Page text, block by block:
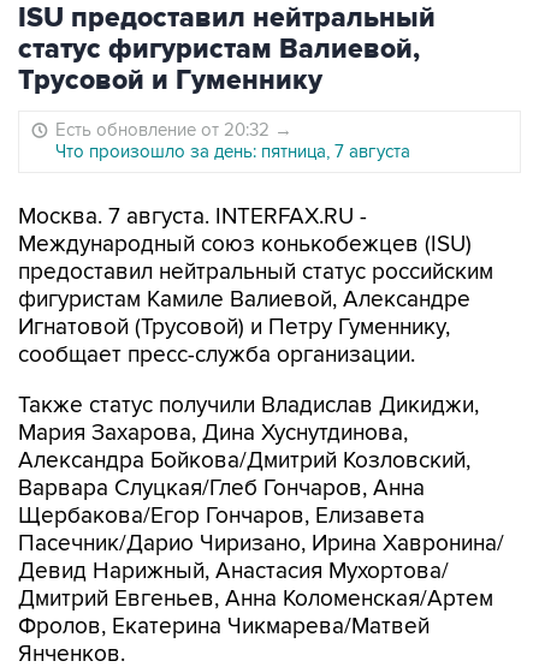
ISU предоставил нейтральный
статус фигуристам Валиевой,
Трусовой и Гуменнику
Есть обновление от 20:32 →
Что произошло за день: пятница, 7 августа
Москва. 7 августа. INTERFAX.RU -
Международный союз конькобежцев (ISU)
предоставил нейтральный статус российским
фигуристам Камиле Валиевой, Александре
Игнатовой (Трусовой) и Петру Гуменнику,
сообщает пресс-служба организации.
Также статус получили Владислав Дикиджи,
Мария Захарова, Дина Хуснутдинова,
Александра Бойкова/Дмитрий Козловский,
Варвара Слуцкая/Глеб Гончаров, Анна
Щербакова/Егор Гончаров, Елизавета
Пасечник/Дарио Чиризано, Ирина Хавронина/
Девид Нарижный, Анастасия Мухортова/
Дмитрий Евгеньев, Анна Коломенская/Артем
Фролов, Екатерина Чикмарева/Матвей
Янченков.